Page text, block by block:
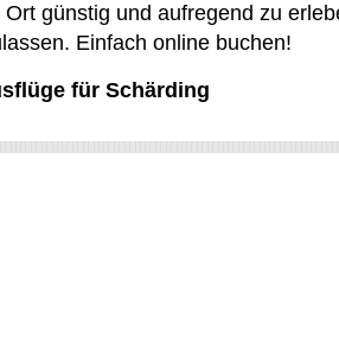
günstig und aufregend zu
Einfach online buchen!
für Schärding